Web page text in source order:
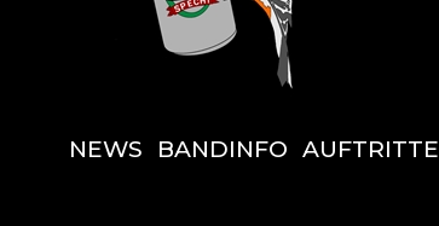
NEWS BANDINFO AUFTRITTE